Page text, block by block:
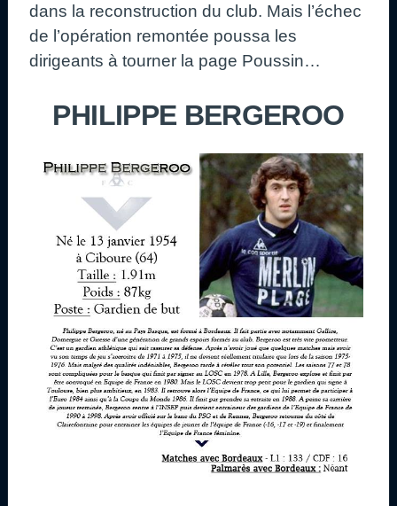
dans la reconstruction du club. Mais l’échec
de l’opération remontée poussa les
dirigeants à tourner la page Poussin…
PHILIPPE BERGEROO